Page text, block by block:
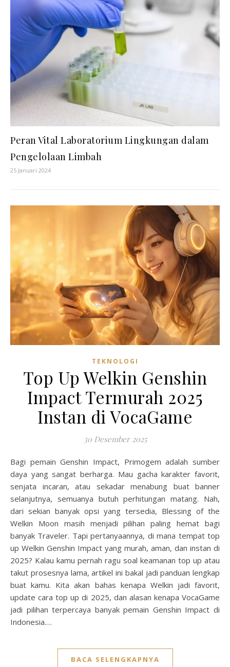
Peran Vital Laboratorium Lingkungan dalam
Pengelolaan Limbah
25 Januari 2024
TEKNOLOGI
Top Up Welkin Genshin
Impact Termurah 2025
Instan di VocaGame
30 Desember 2025
Bagi pemain Genshin Impact, Primogem adalah sumber
daya yang sangat berharga. Mau gacha karakter favorit,
senjata incaran, atau sekadar menabung buat banner
selanjutnya, semuanya butuh perhitungan matang. Nah,
dari sekian banyak opsi yang tersedia, Blessing of the
Welkin Moon masih menjadi pilihan paling hemat bagi
banyak Traveler. Tapi pertanyaannya, di mana tempat top
up Welkin Genshin Impact yang murah, aman, dan instan di
2025? Kalau kamu pernah ragu soal keamanan top up atau
takut prosesnya lama, artikel ini bakal jadi panduan lengkap
buat kamu. Kita akan bahas kenapa Welkin jadi favorit,
update cara top up di 2025, dan alasan kenapa VocaGame
jadi pilihan terpercaya banyak pemain Genshin Impact di
Indonesia.…
BACA SELENGKAPNYA